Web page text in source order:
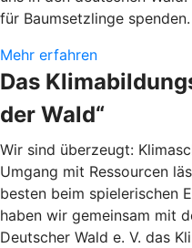
für Baumsetzlinge spenden.
Mehr erfahren
Das
der Wald“
Wir sind überzeugt:
Umgang mit Ressourcen
besten beim spielerischen
haben wir gemeinsam mit
Deutscher Wald e. V. das